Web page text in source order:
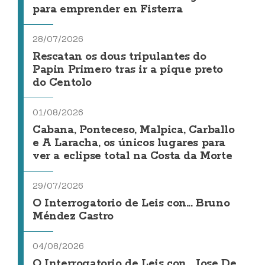
para emprender en Fisterra
28/07/2026
Rescatan os dous tripulantes do
Papin Primero tras ir a pique preto
do Centolo
01/08/2026
Cabana, Ponteceso, Malpica, Carballo
e A Laracha, os únicos lugares para
ver a eclipse total na Costa da Morte
29/07/2026
O Interrogatorio de Leis con... Bruno
Méndez Castro
04/08/2026